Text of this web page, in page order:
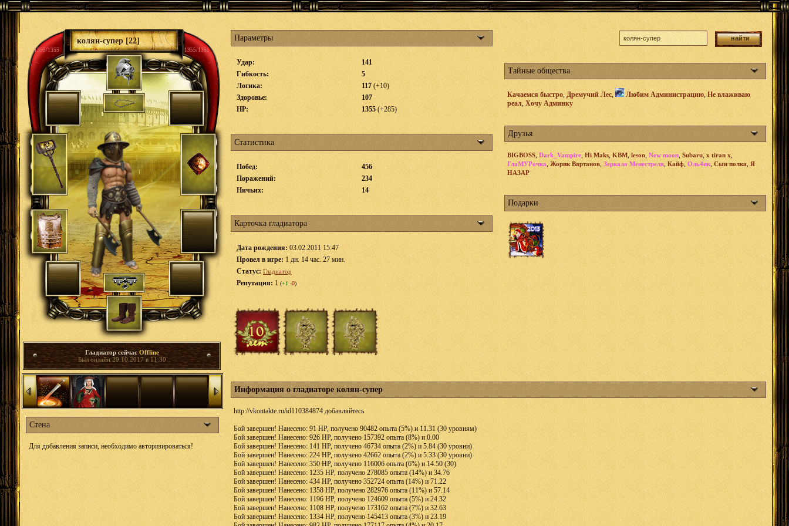
колян-супер [22]
1355/1355 1355/1355
Гладиатор сейчасOffline
Был онлайн 29.10.2017 в 11:30
Стена
Для добавления записи, необходимо авторизироваться!
Параметры
Удар:
141
Гибкость:
5
Логика:
117 (+10)
Здоровье:
107
HP:
1355 (+285)
Статистика
Побед:
456
Поражений:
234
Ничьих:
14
Карточка гладиатора
Дата рождения: 03.02.2011 15:47
Провел в игре: 1 дн. 14 час. 27 мин.
Статус: Гладиатор
Репутация: 1 (+1 -0)
Тайные общества
Качаемся быстро, Дремучий Лес, Любим Администрацию, Не влаживаю
реал, Хочу Админку
Друзья
BIGBOSS, Dark_Vampire, Hi Maks, KBM, leson, New moon, Subaru, x tiran x,
ГлаМУРочка, Жорик Вартанов, Зеркало Менестреля, Кайф, Оль4ик, Сын полка, Я
НАЗАР
Подарки
Информация о гладиаторе колян-супер
http://vkontakte.ru/id110384874 добавляйтесь
Бой завершен! Нанесено: 91 HP, получено 90482 опыта (5%) и 11.31 (30 уровням)
Бой завершен! Нанесено: 926 HP, получено 157392 опыта (8%) и 0.00
Бой завершен! Нанесено: 141 HP, получено 46734 опыта (2%) и 5.84 (30 уровни)
Бой завершен! Нанесено: 224 HP, получено 42662 опыта (2%) и 5.33 (30 уровни)
Бой завершен! Нанесено: 350 HP, получено 116006 опыта (6%) и 14.50 (30)
Бой завершен! Нанесено: 1235 HP, получено 278085 опыта (14%) и 34.76
Бой завершен! Нанесено: 434 HP, получено 352724 опыта (14%) и 71.22
Бой завершен! Нанесено: 1358 HP, получено 282976 опыта (11%) и 57.14
Бой завершен! Нанесено: 1196 HP, получено 124609 опыта (5%) и 24.32
Бой завершен! Нанесено: 1108 HP, получено 173162 опыта (7%) и 32.63
Бой завершен! Нанесено: 1334 HP, получено 145413 опыта (3%) и 23.19